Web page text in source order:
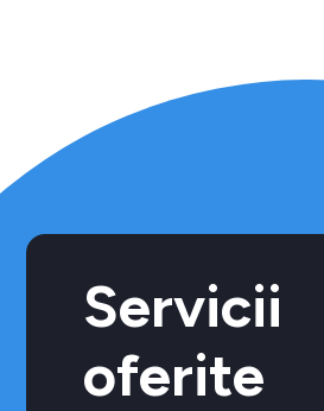
Servicii
oferite